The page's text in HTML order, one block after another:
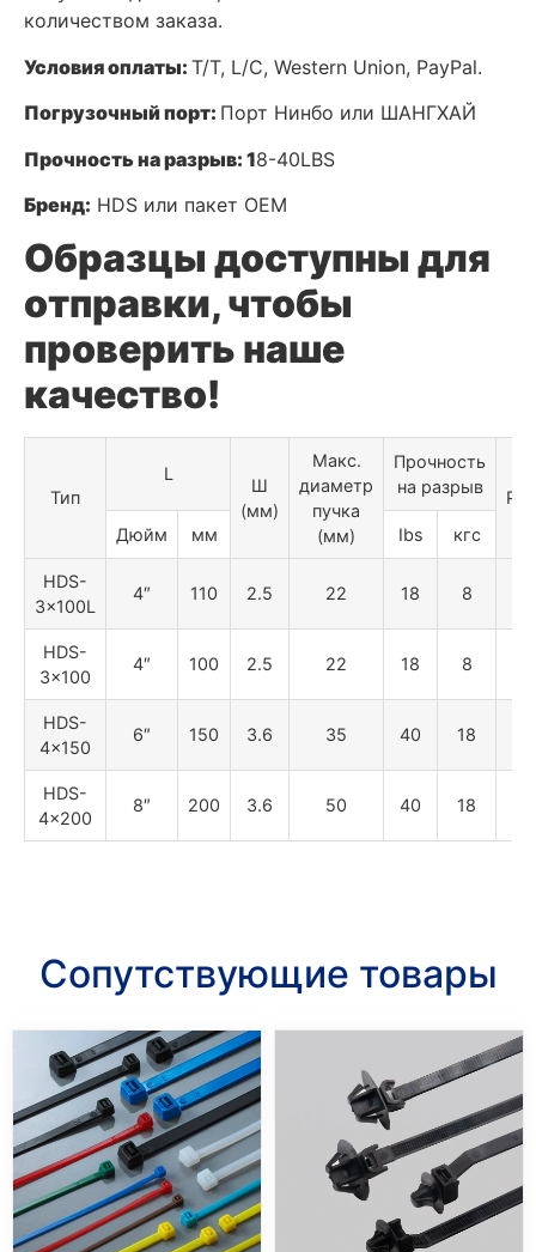
количеством заказа.
Условия оплаты: T/T, L/C, Western Union, PayPal.
Погрузочный порт: Порт Нинбо или ШАНГХАЙ
Прочность на разрыв: 18-40LBS
Бренд: HDS или пакет OEM
Образцы доступны для
отправки, чтобы
проверить наше
качество!
Тип
L
Ш
(мм)
Макс.
диаметр
пучка
(мм)
Прочность
на разрыв
Дюйм
мм Ibs кгс
HDS-
3×100L
4″ 110 2.5 22 18 8
HDS-
3×100
4″ 100 2.5 22 18 8
HDS-
4×150
6″ 150 3.6 35 40 18
HDS-
4×200
8″ 200 3.6 50 40 18
Сопутствующие товары